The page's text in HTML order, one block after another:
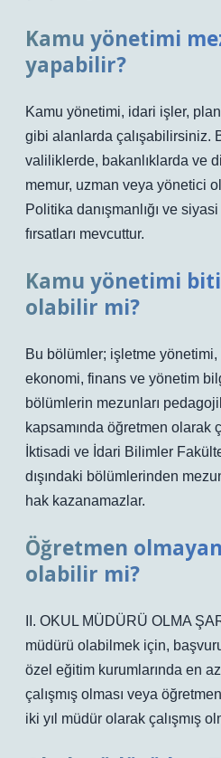
Kamu yönetimi
yapabilir?
Kamu yönetimi, idari işler,
gibi alanlarda çalışabilirsiniz.
valiliklerde, bakanlıklarda ve
memur, uzman veya yönetici
Politika danışmanlığı ve
fırsatları mevcuttur.
Kamu yönetimi
olabilir mi?
Bu bölümler; işletme
ekonomi, finans ve yönetim
bölümlerin mezunları
kapsamında öğretmen olarak
İktisadi ve İdari Bilimler
dışındaki bölümlerinden
hak kazanamazlar.
Öğretmen
olabilir mi?
II. OKUL MÜDÜRÜ OLMA
müdürü olabilmek için,
özel eğitim kurumlarında en
çalışmış olması veya
iki yıl müdür olarak çalışmış